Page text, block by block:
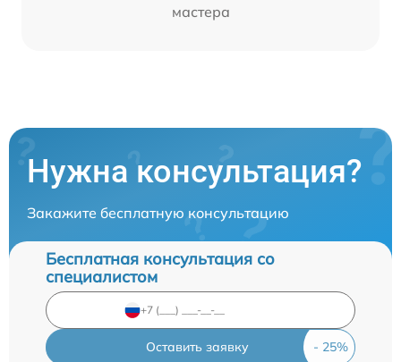
мастера
Нужна консультация?
Закажите бесплатную консультацию
Бесплатная консультация со
специалистом
Оставить заявку